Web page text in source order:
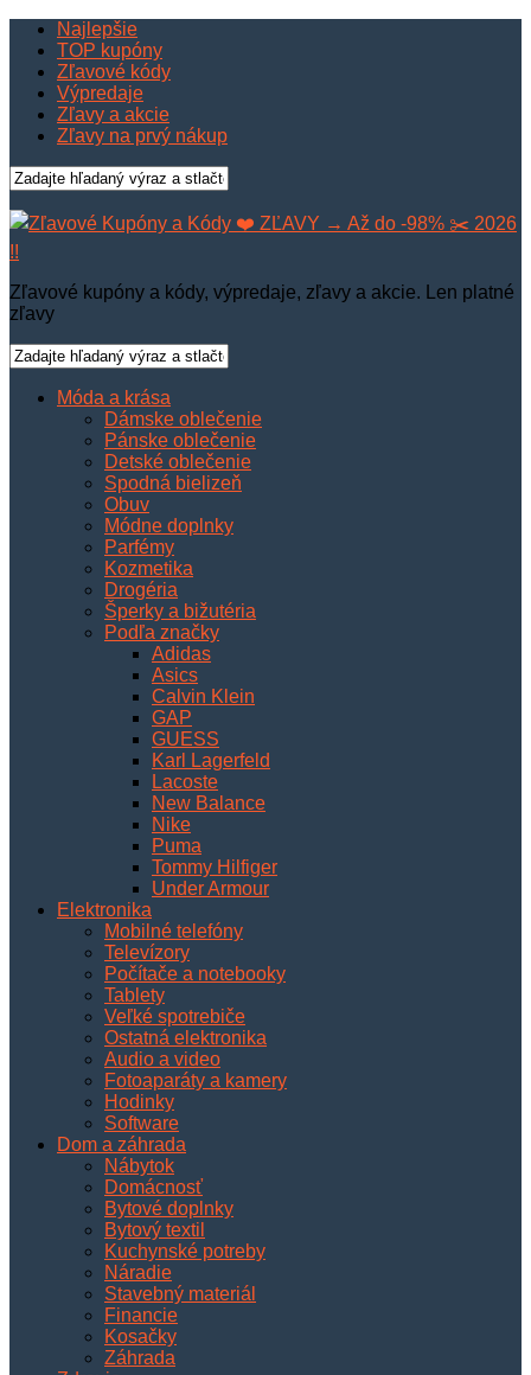
Najlepšie
TOP kupóny
Zľavové kódy
Výpredaje
Zľavy a akcie
Zľavy na prvý nákup
Zľavové kupóny a kódy, výpredaje, zľavy a akcie. Len platné
zľavy
Móda a krása
Dámske oblečenie
Pánske oblečenie
Detské oblečenie
Spodná bielizeň
Obuv
Módne doplnky
Parfémy
Kozmetika
Drogéria
Šperky a bižutéria
Podľa značky
Adidas
Asics
Calvin Klein
GAP
GUESS
Karl Lagerfeld
Lacoste
New Balance
Nike
Puma
Tommy Hilfiger
Under Armour
Elektronika
Mobilné telefóny
Televízory
Počítače a notebooky
Tablety
Veľké spotrebiče
Ostatná elektronika
Audio a video
Fotoaparáty a kamery
Hodinky
Software
Dom a záhrada
Nábytok
Domácnosť
Bytové doplnky
Bytový textil
Kuchynské potreby
Náradie
Stavebný materiál
Financie
Kosačky
Záhrada